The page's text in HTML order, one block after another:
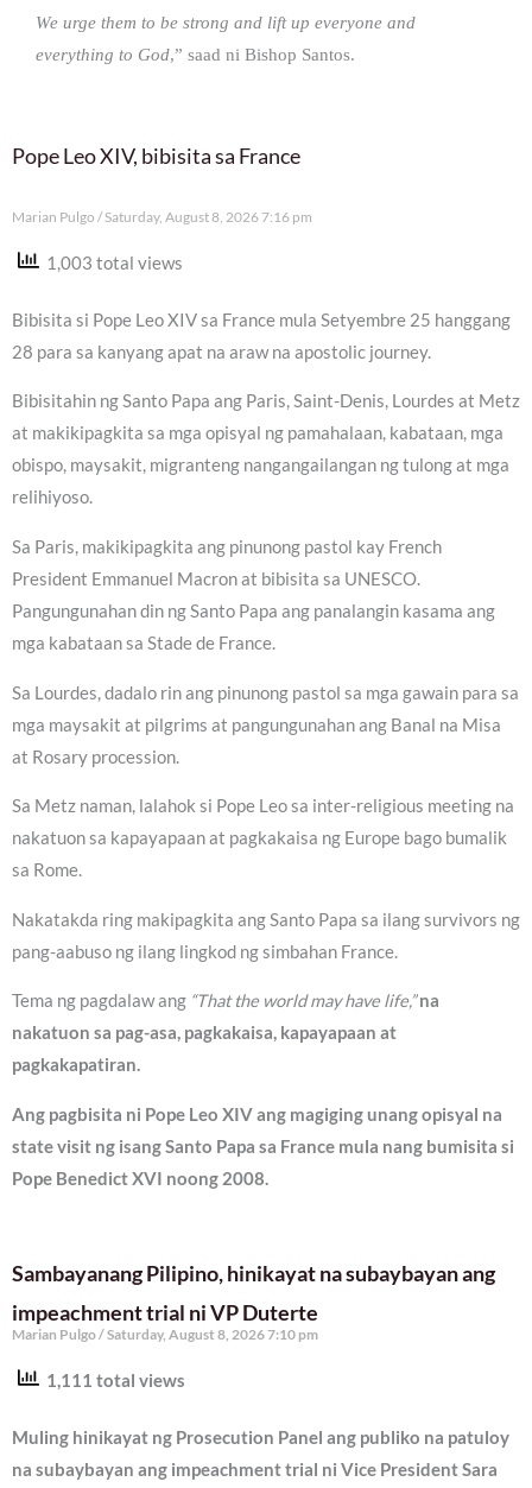
We urge them to be strong and lift up everyone and
everything to God,” saad ni Bishop Santos.
Pope Leo XIV, bibisita sa France
Marian Pulgo Saturday, August 8, 2026 7:16 pm
1,003 total views
Bibisita si Pope Leo XIV sa France mula Setyembre 25 hanggang
28 para sa kanyang apat na araw na apostolic journey.
Bibisitahin ng Santo Papa ang Paris, Saint-Denis, Lourdes at Metz
at makikipagkita sa mga opisyal ng pamahalaan, kabataan, mga
obispo, maysakit, migranteng nangangailangan ng tulong at mga
relihiyoso.
Sa Paris, makikipagkita ang pinunong pastol kay French
President Emmanuel Macron at bibisita sa UNESCO.
Pangungunahan din ng Santo Papa ang panalangin kasama ang
mga kabataan sa Stade de France.
Sa Lourdes, dadalo rin ang pinunong pastol sa mga gawain para sa
mga maysakit at pilgrims at pangungunahan ang Banal na Misa
at Rosary procession.
Sa Metz naman, lalahok si Pope Leo sa inter-religious meeting na
nakatuon sa kapayapaan at pagkakaisa ng Europe bago bumalik
sa Rome.
Nakatakda ring makipagkita ang Santo Papa sa ilang survivors ng
pang-aabuso ng ilang lingkod ng simbahan France.
Tema ng pagdalaw ang “That the world may have life,”na
nakatuon sa pag-asa, pagkakaisa, kapayapaan at
pagkakapatiran.
Ang pagbisita ni Pope Leo XIV ang magiging unang opisyal na
state visit ng isang Santo Papa sa France mula nang bumisita si
Pope Benedict XVI noong 2008.
Sambayanang Pilipino, hinikayat na subaybayan ang
impeachment trial ni VP Duterte
Marian Pulgo Saturday, August 8, 2026 7:10 pm
1,111 total views
Muling hinikayat ng Prosecution Panel ang publiko na patuloy
na subaybayan ang impeachment trial ni Vice President Sara